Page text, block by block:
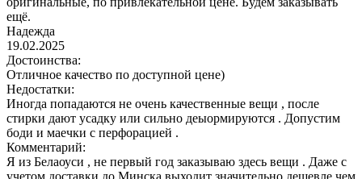
ещё.
Надежда
19.02.2025
Достоинства:
Отличное качество по доступной цене)
Недостатки:
Иногда попадаются не очень качественные вещи , после
стирки дают усадку или сильно деыормируются . Допустим
боди и маечки с перфорацией .
Комментарий:
Я из Белаоуси , не первый год заказываю здесь вещи . Даже с
учетом доставки до Минска выходит значительно дешевле чем